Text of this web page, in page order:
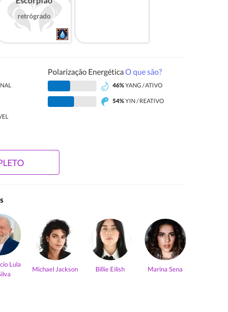
retrógrado
Polarização EnergéticaO que são?
46%YANG / ATIVO
54%YIN / REATIVO
Lula
Michael Jackson Billie Eilish Marina Sena